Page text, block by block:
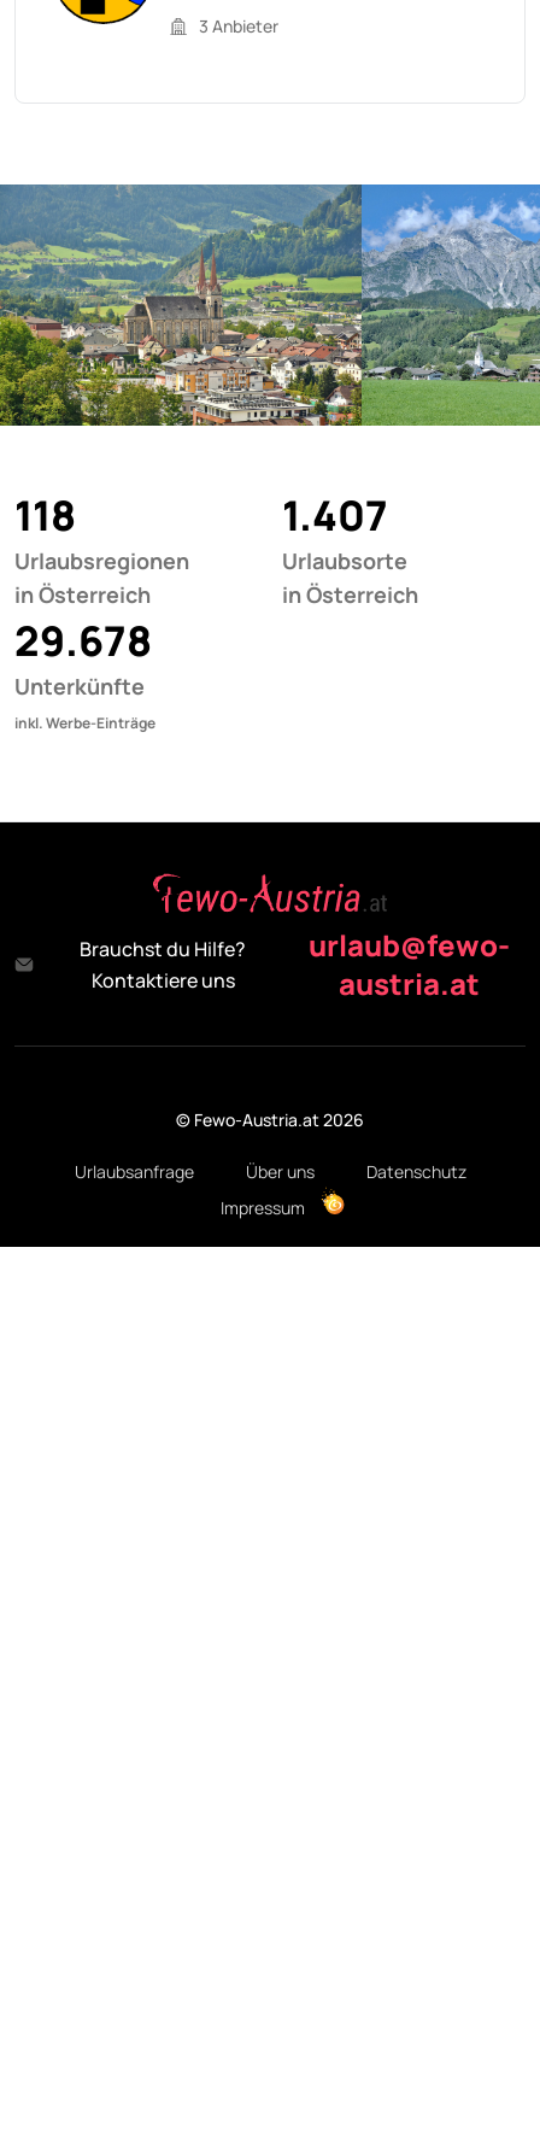
3 Anbieter
118
Urlaubsregionen
in Österreich
1.407
Urlaubsorte
in Österreich
29.678
Unterkünfte
inkl. Werbe-Einträge
Brauchst du Hilfe?
Kontaktiere uns
urlaub@fewo-
austria.at
© Fewo-Austria.at 2026
Urlaubsanfrage Über uns
Datenschutz
Impressum